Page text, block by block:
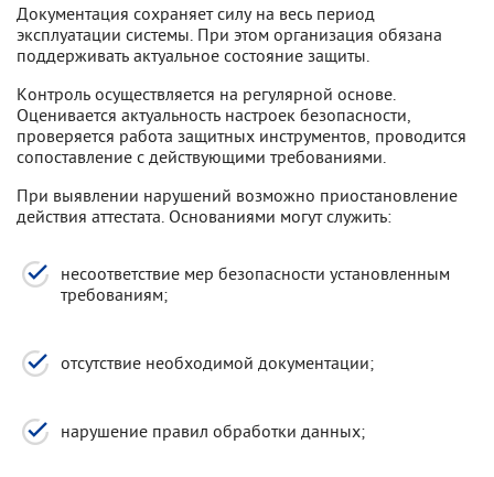
Документация сохраняет силу на весь период
эксплуатации системы. При этом организация обязана
поддерживать актуальное состояние защиты.
Контроль осуществляется на регулярной основе.
Оценивается актуальность настроек безопасности,
проверяется работа защитных инструментов, проводится
сопоставление с действующими требованиями.
При выявлении нарушений возможно приостановление
действия аттестата. Основаниями могут служить:
несоответствие мер безопасности установленным
требованиям;
отсутствие необходимой документации;
нарушение правил обработки данных;